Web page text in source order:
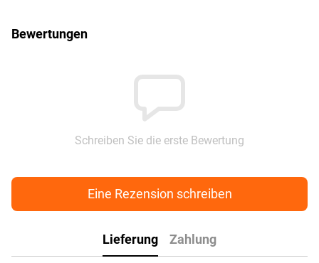
Bewertungen
Schreiben Sie die erste Bewertung
Eine Rezension schreiben
Lieferung Zahlung